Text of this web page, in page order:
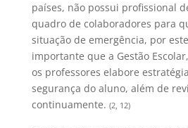
países, não possui profissional
quadro de colaboradores para
situação de emergência, por
importante que a Gestão
os professores elabore
segurança do aluno, além de
continuamente. (2, 12)